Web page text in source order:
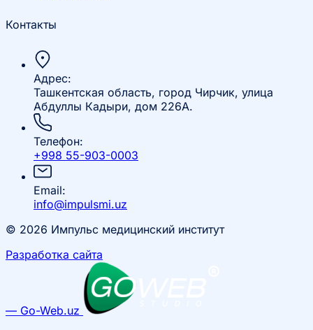
Контакты
Адрес:
Ташкентская область, город Чирчик, улица
Абдуллы Кадыри, дом 226А.
Телефон:
+998 55-903-0003
Email:
info@impulsmi.uz
© 2026 Импульс медицинский институт
Разработка сайта
— Go-Web.uz